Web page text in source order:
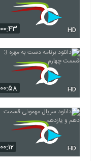
۰۰:۴۳ HD
۰۰:۵۸ HD
۰۰:۱۲ HD